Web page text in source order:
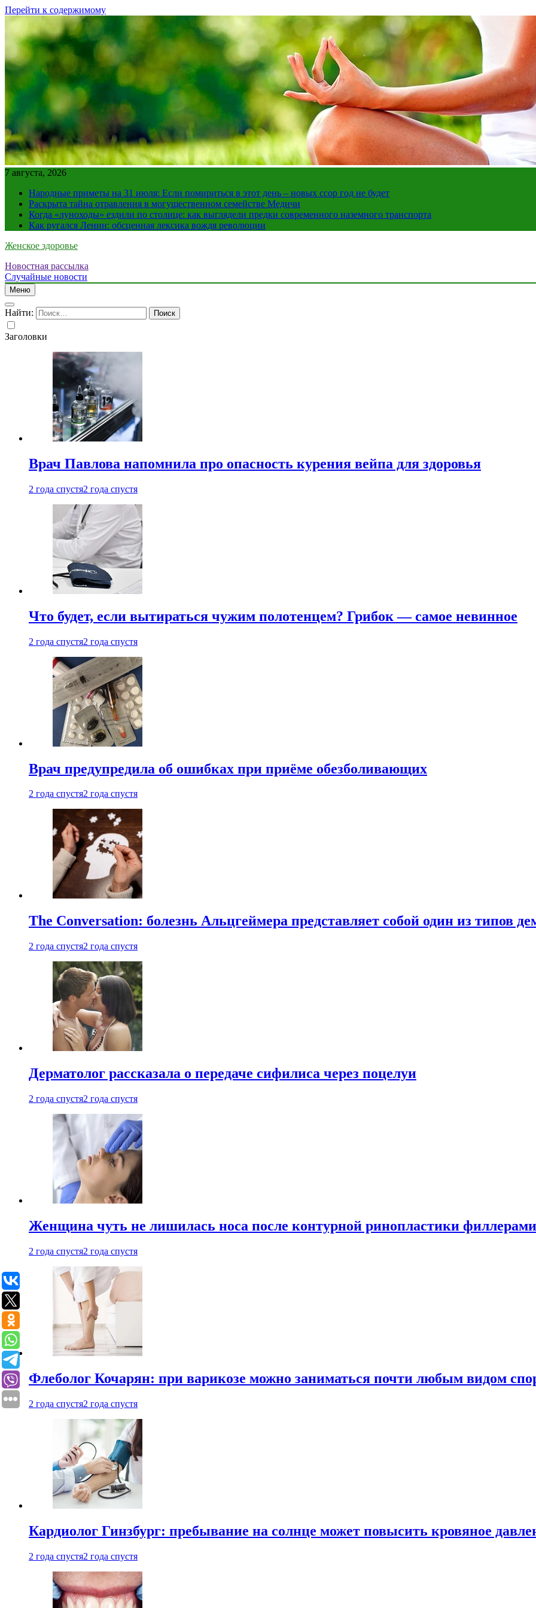
Перейти к содержимому
7 августа, 2026
Народные приметы на 31 июля: Если помириться в этот день – новых ссор год не будет
Раскрыта тайна отравления в могущественном семействе Медичи
Когда «луноходы» ездили по столице: как выглядели предки современного наземного транспорта
Как ругался Ленин: обсценная лексика вождя революции
Женское здоровье
Новостная рассылка
Случайные новости
Меню
Найти:
Заголовки
Врач Павлова напомнила про опасность курения вейпа для здоровья
2 года спустя2 года спустя
Что будет, если вытираться чужим полотенцем? Грибок — самое невинное
2 года спустя2 года спустя
Врач предупредила об ошибках при приëме обезболивающих
2 года спустя2 года спустя
The Conversation: болезнь Альцгеймера представляет собой один из типов
2 года спустя2 года спустя
Дерматолог рассказала о передаче сифилиса через поцелуи
2 года спустя2 года спустя
Женщина чуть не лишилась носа после контурной ринопластики филлерами
2 года спустя2 года спустя
Флеболог Кочарян: при варикозе можно заниматься почти любым видом
2 года спустя2 года спустя
Кардиолог Гинзбург: пребывание на солнце может повысить кровяное
2 года спустя2 года спустя